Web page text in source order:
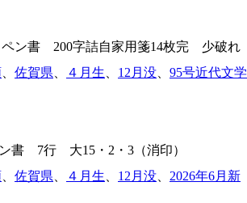
ペン書 200字詰自家用箋14枚完 少破れ
佐賀県 ４月生 12月没
95号近代文学
書 7行 大15・2・3（消印）
佐賀県 ４月生 12月没
2026年6月新